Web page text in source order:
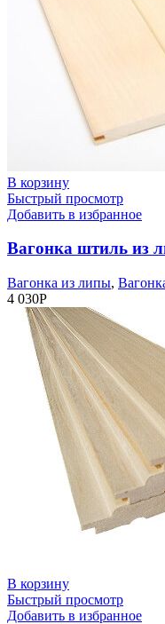
В корзину
Быстрый просмотр
Добавить в избранное
Вагонка штиль из
Вагонка из липы,
4 030Р
В корзину
Быстрый просмотр
Добавить в избранное